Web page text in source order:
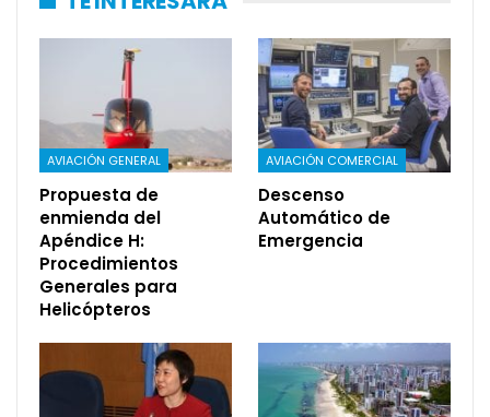
AVIACIÓN GENERAL
Propuesta de
enmienda del
Apéndice H:
Procedimientos
Generales para
Helicópteros
AVIACIÓN COMERCIAL
Descenso
Automático de
Emergencia